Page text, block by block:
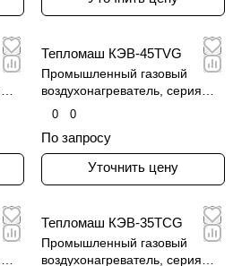
Тепломаш КЭВ-45TVG
Промышленный газовый
воздухонагреватель, серия
КЭВ-TVG
0 0
По запросу
Уточнить цену
Тепломаш КЭВ-35TCG
Промышленный газовый
воздухонагреватель, серия